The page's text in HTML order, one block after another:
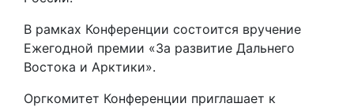
В рамках Конференции состоится вручение
Ежегодной премии «За развитие Дальнего
Востока и Арктики».
Оргкомитет Конференции приглашает к